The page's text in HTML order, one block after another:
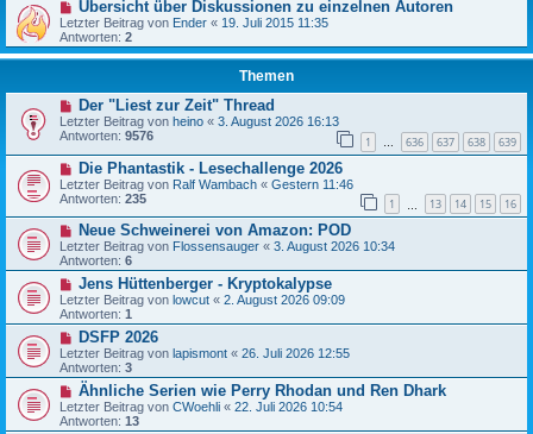
Übersicht über Diskussionen zu einzelnen Autoren
Letzter Beitrag von Ender « 19. Juli 2015 11:35
Antworten: 2
Themen
Der "Liest zur Zeit" Thread
Letzter Beitrag von heino « 3. August 2026 16:13
Antworten: 9576 1 … 636 637 638 639
Die Phantastik - Lesechallenge 2026
Letzter Beitrag von Ralf Wambach « Gestern 11:46
Antworten: 235 1 13 14 15 16
Neue Schweinerei von Amazon: POD
Letzter Beitrag von Flossensauger « 3. August 2026 10:34
Antworten: 6
Jens Hüttenberger - Kryptokalypse
Letzter Beitrag von lowcut « 2. August 2026 09:09
Antworten: 1
DSFP 2026
Letzter Beitrag von lapismont « 26. Juli 2026 12:55
Antworten: 3
Ähnliche Serien wie Perry Rhodan und Ren Dhark
Letzter Beitrag von CWoehli « 22. Juli 2026 10:54
Antworten: 13